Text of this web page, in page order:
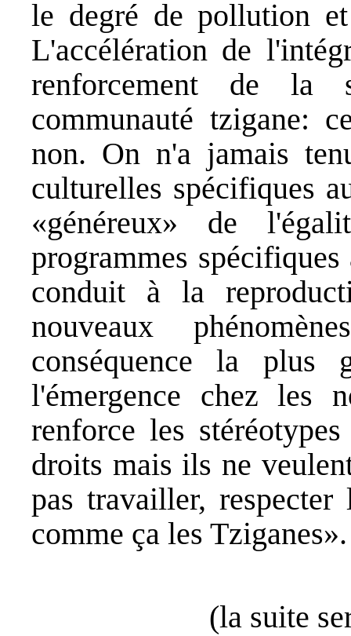
le degré de pollution
L'accélération de
renforcement de la
communauté tzigane:
non. On n'a jamais
culturelles spécifiques
«généreux» de
programmes
conduit à la
nouveaux
conséquence la plus
l'émergence chez les
renforce les
droits mais ils ne
pas travailler,
comme ça les Tziganes».
(la suite